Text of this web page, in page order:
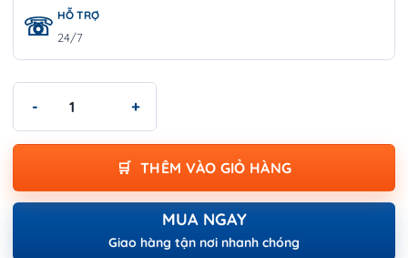
HỖ TRỢ
24/7
THÊM VÀO GIỎ HÀNG
MUA NGAY
Giao hàng tận nơi nhanh chóng